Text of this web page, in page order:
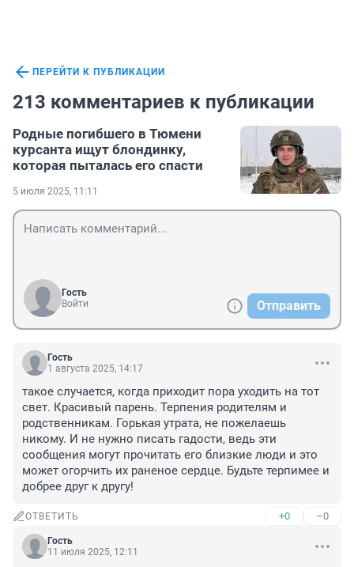
ПЕРЕЙТИ К ПУБЛИКАЦИИ
213 комментариев к публикации
Родные погибшего в Тюмени
курсанта ищут блондинку,
которая пыталась его спасти
5 июля 2025, 11:11
Гость
Войти
Отправить
Гость
1 августа 2025, 14:17
такое случается, когда приходит пора уходить на тот
свет. Красивый парень. Терпения родителям и
родственникам. Горькая утрата, не пожелаешь
никому. И не нужно писать гадости, ведь эти
сообщения могут прочитать его близкие люди и это
может огорчить их раненое сердце. Будьте терпимее и
добрее друг к другу!
ОТВЕТИТЬ +0 –0
Гость
11 июля 2025, 12:11